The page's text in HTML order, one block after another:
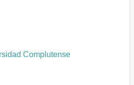
Complutense